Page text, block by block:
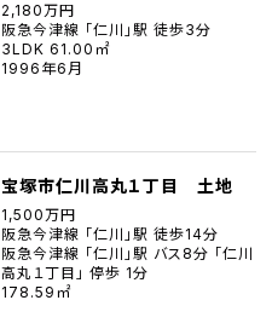
2,180万円
阪急今津線 「仁川」駅 徒歩3分
3LDK 61.00㎡
1996年6月
宝塚市仁川高丸１丁目 土地
1,500万円
阪急今津線 「仁川」駅 徒歩14分
阪急今津線 「仁川」駅 バス8分 「仁川
高丸１丁目」 停歩 1分
178.59㎡